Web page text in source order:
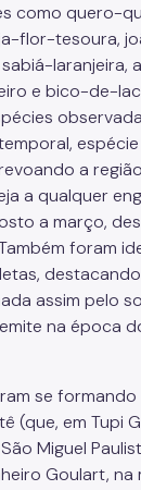
como quero-
flor-tesoura,
laranjeira,
e bico-de-
espécie
a
a qualquer
a março,
foram
assim pelo
na época
se
(que, em Tupi
Miguel
Goulart, na